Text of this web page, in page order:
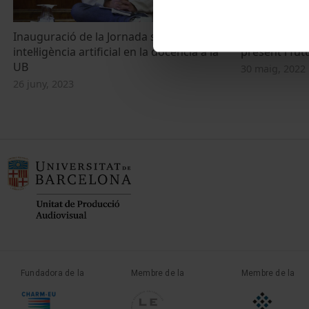
Inauguració de la Jornada sobre
intel·ligència artificial en la docència a la
UB
26 juny, 2023
present i
Fundadora de la Membre de la Membre de la